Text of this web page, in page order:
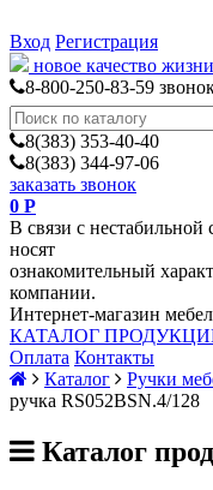
Вход Регистрация
новое качество
8-800-250-83-59
8(383) 353-40-40
8(383) 344-97-06
заказать звонок
0 Р
В связи с
носят
ознакомительный
компании.
Интернет-магазин
КАТАЛОГ
Оплата Контакты
Каталог
Ручки
ручка RS052BSN.4/128
Каталог